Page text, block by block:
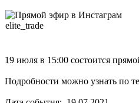
19 июля в 15:00 состоится
Подробности можно узнать по